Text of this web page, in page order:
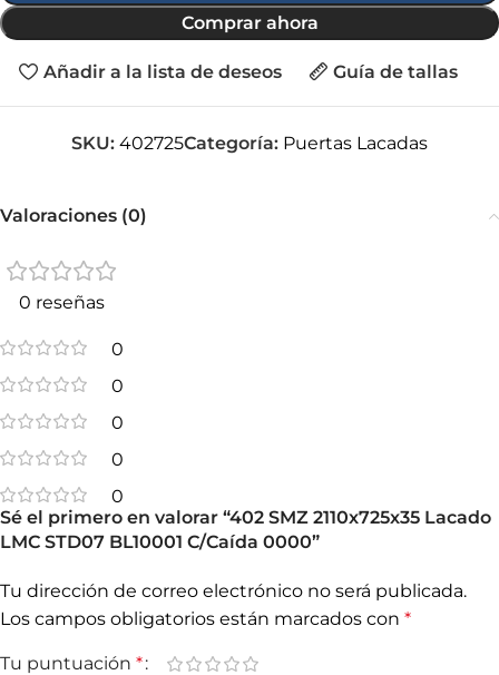
Comprar ahora
Añadir a la lista de deseos Guía de tallas
SKU: 402725Categoría: Puertas Lacadas
Valoraciones (0)
0 reseñas
0
0
0
0
0
Sé el primero en valorar “402 SMZ 2110x725x35 Lacado
LMC STD07 BL10001 C/Caída 0000”
Tu dirección de correo electrónico no será publicada.
Los campos obligatorios están marcados con *
Tu puntuación *